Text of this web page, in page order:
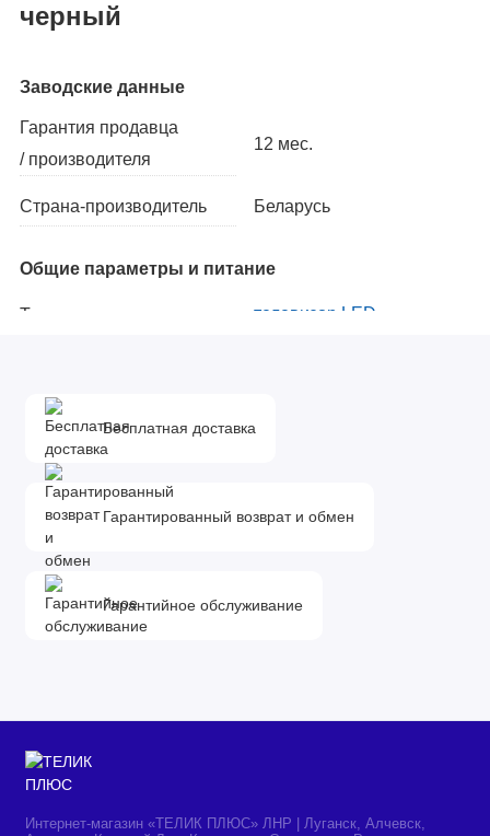
черный
Заводские данные
Гарантия продавца
/ производителя
12 мес.
Страна-производитель Беларусь
Общие параметры и питание
Тип телевизор LED
Питание
Цвет рамки
Экран
Диагональ экрана (дюйм)
Диагональ экрана
Стандарты HDTV
Бесплатная доставка
Гарантированный возврат и обмен
Гарантийное обслуживание
Интернет-магазин «ТЕЛИК ПЛЮС» ЛНР | Луганск, Алчевск,